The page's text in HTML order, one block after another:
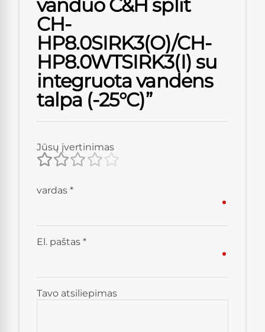
vanduo C&H split
CH-
HP8.0SIRK3(O)/CH-
HP8.0WTSIRK3(I) su
integruota vandens
talpa (-25°C)”
Jūsų įvertinimas
Tavo atsiliepimas
vardas *
El. paštas *